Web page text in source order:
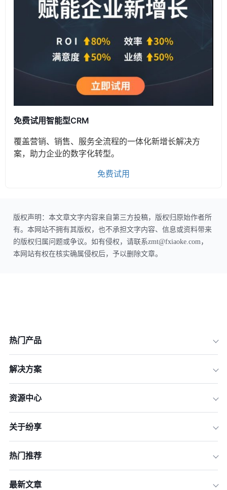
免费试用智能型CRM
覆盖营销、销售、服务全流程的一体化新增长解决方
案，助力企业的数字化转型。
免费试用
版权声明：本文章文字内容来自第三方投稿，版权归原始作者所
有。本网站不拥有其版权，也不承担文字内容、信息或资料带来
的版权归属问题或争议。如有侵权，请联系zmt@fxiaoke.com，
本网站有权在核实确属侵权后，予以删除文章。
热门产品
解决方案
资源中心
关于纷享
热门推荐
最新文章